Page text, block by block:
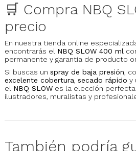
🛒 Compra NBQ
precio
En nuestra tienda online
encontrarás el NBQ SLOW 400 ml
permanente y garantía de producto
Si buscas un spray de baja presión,
excelente cobertura, secado rápido y
el NBQ SLOW es la elección
ilustradores, muralistas y
También podría